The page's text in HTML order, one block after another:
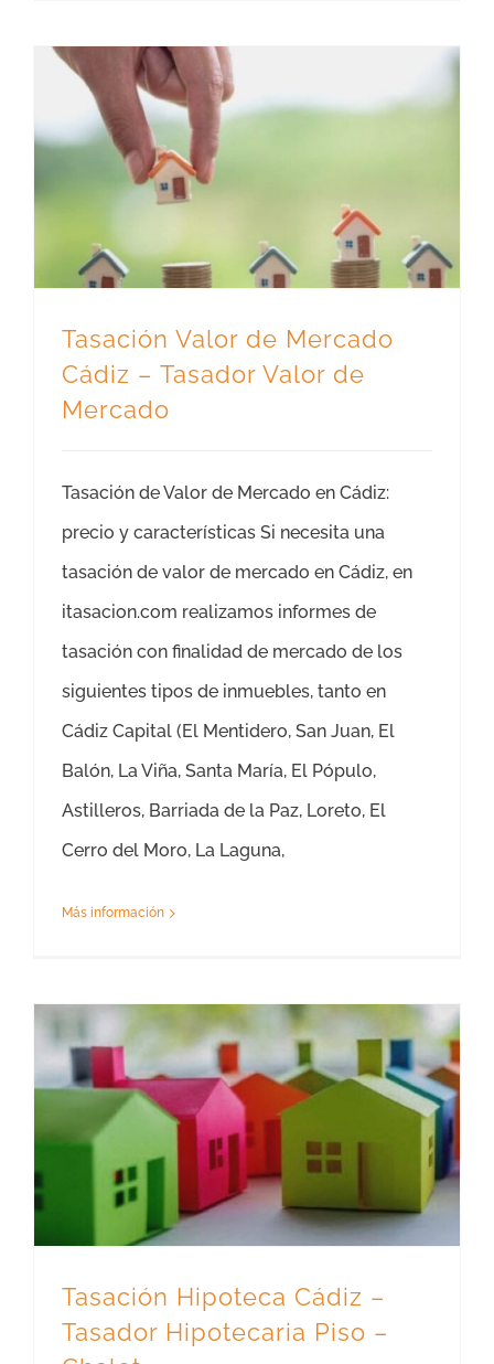
Tasación Valor de Mercado
Cádiz – Tasador Valor de
Mercado
Tasación de Valor de Mercado en Cádiz:
precio y características Si necesita una
tasación de valor de mercado en Cádiz, en
itasacion.com realizamos informes de
tasación con finalidad de mercado de los
siguientes tipos de inmuebles, tanto en
Cádiz Capital (El Mentidero, San Juan, El
Balón, La Viña, Santa María, El Pópulo,
Astilleros, Barriada de la Paz, Loreto, El
Cerro del Moro, La Laguna,
Más información
Tasación Hipoteca Cádiz –
Tasador Hipotecaria Piso –